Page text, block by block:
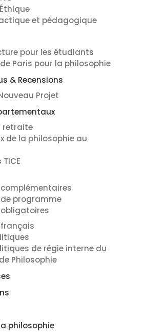
et pédagogique
pour les étudiants
Paris pour la philosophie
& Recensions
Projet
retraite
de la philosophie au
complémentaires
de programme
obligatoires
de régie interne du
Philosophie
philosophie